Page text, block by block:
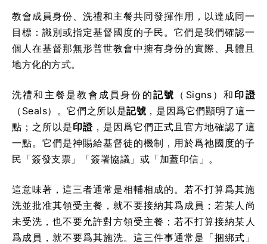
教會成員身份、洗禮和主餐共同發揮作用，以達成同一
目標：識別或指定基督國度的子民。它們是我們確認一
個人在基督那無形普世教會中擁有身份的實際、具體且
地方化的方式。
洗禮和主餐是教會成員身份的記號 （Signs）和 印證
（Seals）。它們之所以是記號 ，是因爲它們顯明了這一
點；之所以是印證 ，是因爲它們正式且官方地確認了這
一點。它們是神賜給基督徒的機制，用於爲祂國度的子
民「簽發支票」「簽署協議」或「加蓋印信」。
這意味著，這三者通常是相輔相成的。若不打算爲其施
洗並批准其領受主餐，就不要接納其爲成員；若某人尚
未受洗，也不要允許對方領受主餐；若不打算接納某人
爲成員，就不要爲其施洗。這三件事通常是「捆綁式」